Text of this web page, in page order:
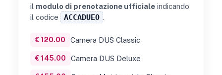
il modulo di prenotazione ufficiale indicando
il codice
ACCADUEO .
€ 120.00 Camera DUS Classic
€ 145.00 Camera DUS Deluxe